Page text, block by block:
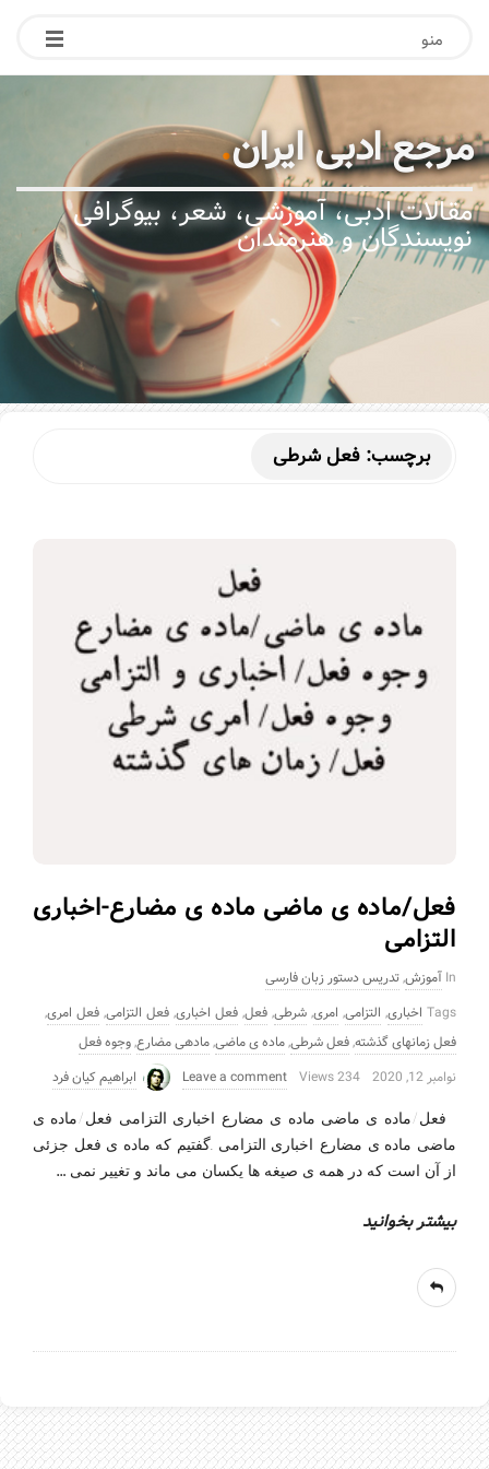
منو
مرجع ادبی ایران.
مقالات ادبی، آموزشی، شعر، بیوگرافی
نویسندگان و هنرمندان
برچسب: فعل شرطی
فعل/ماده ی ماضی ماده ی مضارع-اخباری
التزامی
In آموزش,تدریس دستور زبان فارسی
Tags اخباری, التزامی, امری, شرطی, فعل, فعل اخباری, فعل التزامی, فعل امری,
فعل زمانهای گذشته,فعل شرطی,ماده ی ماضی,مادهی مضارع,وجوه فعل
نوامبر 12, 2020
234 Views
Leave a comment ابراهیم کیان فرد
فعل/ماده ی ماضی ماده ی مضارع-اخباری التزامی فعل/ماده ی
ماضی ماده ی مضارع-اخباری التزامی .گفتیم که ماده ی فعل جزئی
از آن است که در همه ی صیغه ها یکسان می ماند و تغییر نمی …
بیشتر بخوانید